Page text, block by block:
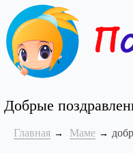
Добрые
Главная Маме